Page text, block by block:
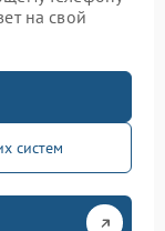
на свой
систем